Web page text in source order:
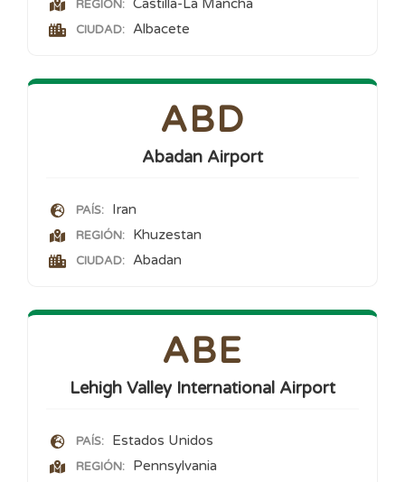
REGIÓN: Castilla-La Mancha
CIUDAD: Albacete
ABD
Abadan Airport
PAÍS: Iran
REGIÓN: Khuzestan
CIUDAD: Abadan
ABE
Lehigh Valley International Airport
PAÍS: Estados Unidos
REGIÓN: Pennsylvania